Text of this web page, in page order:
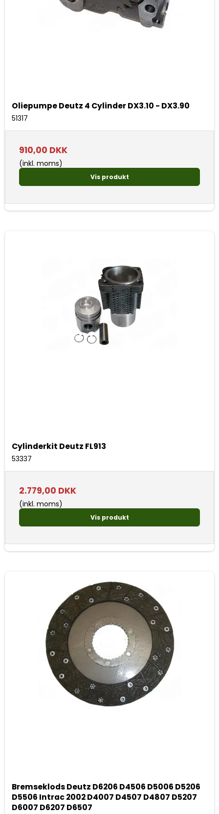
Oliepumpe Deutz 4 Cylinder DX3.10 - DX3.90
51317
910,00 DKK
(inkl. moms)
Vis produkt
Cylinderkit Deutz FL913
53337
2.779,00 DKK
(inkl. moms)
Vis produkt
Bremseklods Deutz D6206 D4506 D5006 D5206
D5506 Intrac 2002 D4007 D4507 D4807 D5207
D6007 D6207 D6507